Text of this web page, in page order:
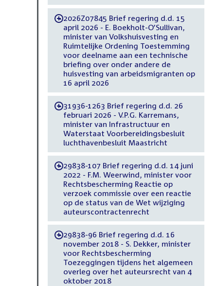
-2026Z07845 Brief regering d.d. 15
april 2026 - E. Boekholt-O’Sullivan,
minister van Volkshuisvesting en
Ruimtelijke Ordening Toestemming
voor deelname aan een technische
briefing over onder andere de
huisvesting van arbeidsmigranten op
16 april 2026
-31936-1263 Brief regering d.d. 26
februari 2026 - V.P.G. Karremans,
minister van Infrastructuur en
Waterstaat Voorbereidingsbesluit
luchthavenbesluit Maastricht
-29838-107 Brief regering d.d. 14 juni
2022 - F.M. Weerwind, minister voor
Rechtsbescherming Reactie op
verzoek commissie over een reactie
op de status van de Wet wijziging
auteurscontractenrecht
-29838-96 Brief regering d.d. 16
november 2018 - S. Dekker, minister
voor Rechtsbescherming
Toezeggingen tijdens het algemeen
overleg over het auteursrecht van 4
oktober 2018